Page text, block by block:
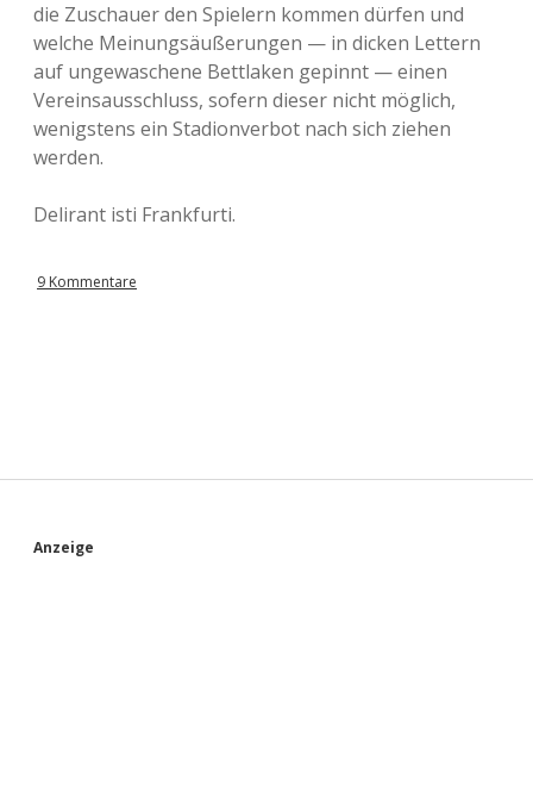
die Zuschauer den Spielern kommen dürfen und
welche Meinungsäußerungen — in dicken Lettern
auf ungewaschene Bettlaken gepinnt — einen
Vereinsausschluss, sofern dieser nicht möglich,
wenigstens ein Stadionverbot nach sich ziehen
werden.
Delirant isti Frankfurti.
9 Kommentare
S
Anzeige